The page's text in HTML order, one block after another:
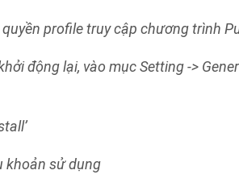
profile truy cập chương trình
động lại, vào mục Setting ->
khoản sử dụng